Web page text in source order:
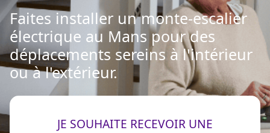
Faites installer un monte-escalier
électrique au Mans pour des
déplacements sereins à l'intérieur
ou à l'extérieur.
JE SOUHAITE RECEVOIR UNE